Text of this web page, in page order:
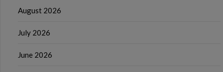
August 2026
July 2026
June 2026